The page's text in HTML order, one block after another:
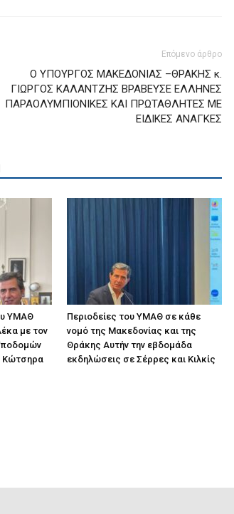
Επόμενο άρθρο
Ο ΥΠΟΥΡΓΟΣ ΜΑΚΕΔΟΝΙΑΣ –ΘΡΑΚΗΣ κ.
ΓΙΩΡΓΟΣ ΚΑΛΑΝΤΖΗΣ ΒΡΑΒΕΥΣΕ ΕΛΛΗΝΕΣ
ΠΑΡΑΟΛΥΜΠΙΟΝΙΚΕΣ ΚΑΙ ΠΡΩΤΑΘΛΗΤΕΣ ΜΕ
ΕΙΔΙΚΕΣ ΑΝΑΓΚΕΣ
ΥΜΑΘ
με τον
Κώτσηρα
Περιοδείες του ΥΜΑΘ σε κάθε
νομό της Μακεδονίας και της
Θράκης Αυτήν την εβδομάδα
εκδηλώσεις σε Σέρρες και Κιλκίς